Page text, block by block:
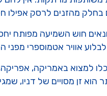
בחלק מהזנים לרסק אפילו
חוש השמיעה מפותח
אוויר אטמוספרי
למצוא באמריקה,